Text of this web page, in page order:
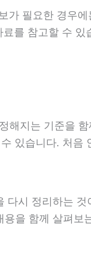
필요한 경우
료를 참고할 수 있
지는 기준을
있습니다. 처
시 정리하는
을 함께 살펴보